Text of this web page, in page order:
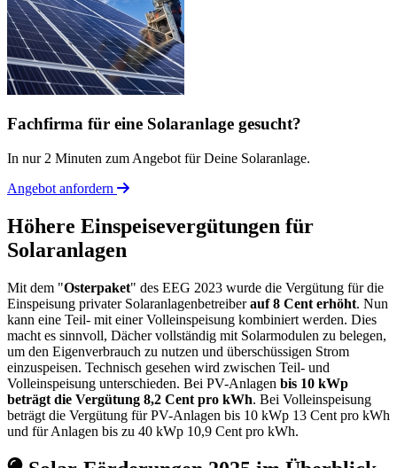
Fachfirma für eine Solaranlage gesucht?
In nur 2 Minuten zum Angebot für Deine Solaranlage.
Angebot anfordern
Höhere Einspeisevergütungen für
Solaranlagen
Mit dem "Osterpaket" des EEG 2023 wurde die Vergütung für die
Einspeisung privater Solaranlagenbetreiberauf 8 Cent erhöht. Nun
kann eine Teil- mit einer Volleinspeisung kombiniert werden. Dies
macht es sinnvoll, Dächer vollständig mit Solarmodulen zu belegen,
um den Eigenverbrauch zu nutzen und überschüssigen Strom
einzuspeisen. Technisch gesehen wird zwischen Teil- und
Volleinspeisung unterschieden. Bei PV-Anlagen bis 10 kWp
beträgt die Vergütung 8,2 Cent pro kWh. Bei Volleinspeisung
beträgt die Vergütung für PV-Anlagen bis 10 kWp 13 Cent pro kWh
und für Anlagen bis zu 40 kWp 10,9 Cent pro kWh.